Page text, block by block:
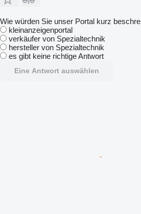
Wie würden Sie unser Portal kurz
kleinanzeigenportal
verkäufer von Spezialtechnik
hersteller von Spezialtechnik
es gibt keine richtige Antwort
Eine Antwort auswählen